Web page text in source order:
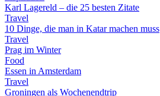
Karl Lagereld – die 25 besten Zitate
Travel
10 Dinge, die man in Katar machen muss
Travel
Prag im Winter
Food
Essen in Amsterdam
Travel
Groningen als Wochenendtrip